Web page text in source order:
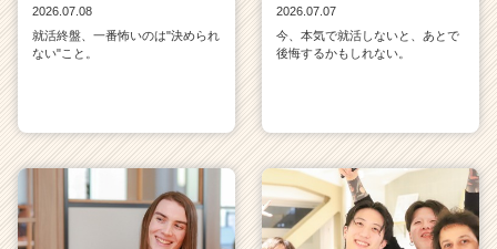
2026.07.08
就活終盤、一番怖いのは"決められ
ない"こと。
2026.07.07
今、本気で就活しないと、あとで
後悔するかもしれない。